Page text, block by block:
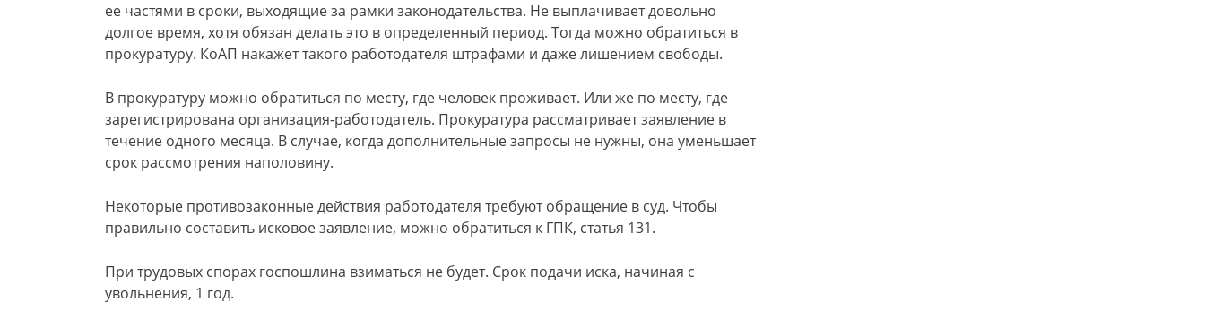
ее частями в сроки, выходящие за рамки законодательства. Не выплачивает довольно
долгое время, хотя обязан делать это в определенный период. Тогда можно обратиться в
прокуратуру. КоАП накажет такого работодателя штрафами и даже лишением свободы.
В прокуратуру можно обратиться по месту, где человек проживает. Или же по месту, где
зарегистрирована организация-работодатель. Прокуратура рассматривает заявление в
течение одного месяца. В случае, когда дополнительные запросы не нужны, она уменьшает
срок рассмотрения наполовину.
Некоторые противозаконные действия работодателя требуют обращение в суд. Чтобы
правильно составить исковое заявление, можно обратиться к ГПК, статья 131.
При трудовых спорах госпошлина взиматься не будет. Срок подачи иска, начиная с
увольнения, 1 год.